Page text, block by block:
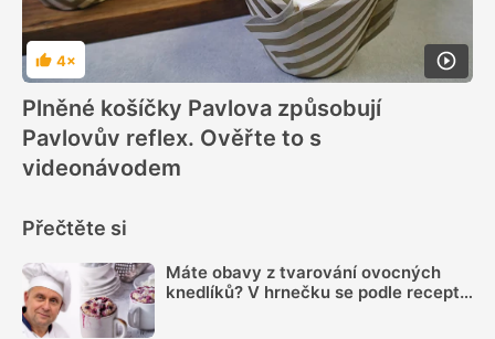
Hodnocení
4×
Plněné košíčky Pavlova způsobují
Pavlovův reflex. Ověřte to s
videonávodem
Přečtěte si
Máte obavy z tvarování ovocných
knedlíků? V hrnečku se podle receptu